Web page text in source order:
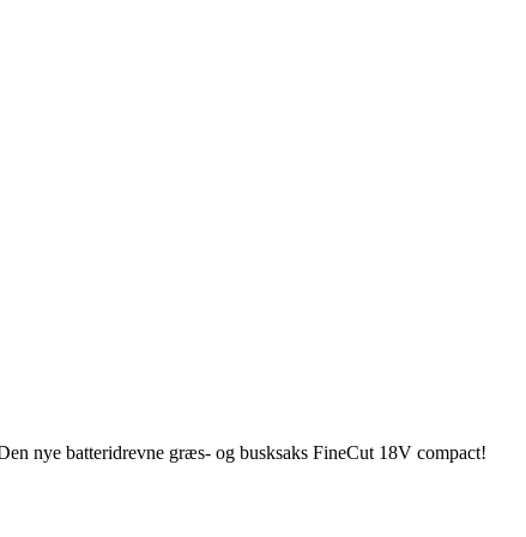
nye batteridrevne græs- og busksaks FineCut 18V compact!